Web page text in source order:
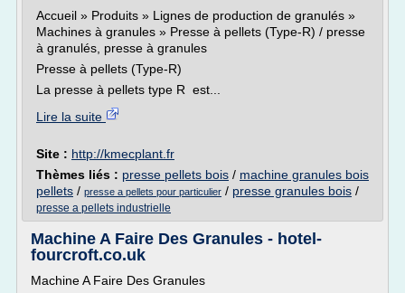
Accueil » Produits » Lignes de production de granulés »
Machines à granules » Presse à pellets (Type-R) / presse
à granulés, presse à granules
Presse à pellets (Type-R)
La presse à pellets type R est...
Lire la suite
Site : http://kmecplant.fr
Thèmes liés : presse pellets bois / machine granules bois
pellets / presse a pellets pour particulier / presse granules bois /
presse a pellets industrielle
Machine A Faire Des Granules - hotel-
fourcroft.co.uk
Machine A Faire Des Granules